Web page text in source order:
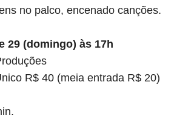
no palco, encenado canções.
29 (domingo) às 17h
R$ 40 (meia entrada R$ 20)